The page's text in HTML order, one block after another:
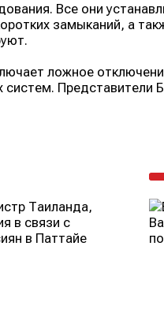
Все они
замыканий, а
ложное
Представители